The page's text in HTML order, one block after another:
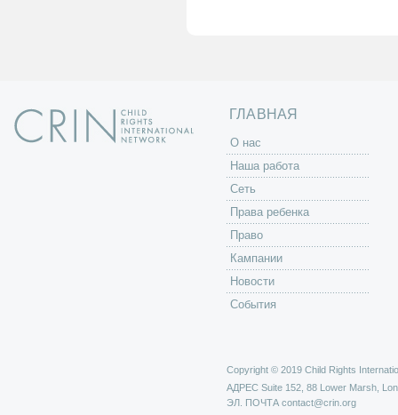
ГЛАВНАЯ
O нас
Наша работа
Сеть
Права ребенка
Право
Кампании
Новости
События
Copyright © 2019 Child Rights
АДРЕС Suite 152, 88 Lower Marsh,
ЭЛ. ПОЧТА contact@crin.org